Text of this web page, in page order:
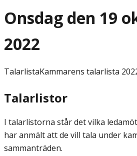
Onsdag den 19
2022
TalarlistaKammarens talarlista
Talarlistor
I talarlistorna står det vilka
har anmält att de vill tala under
sammanträden.